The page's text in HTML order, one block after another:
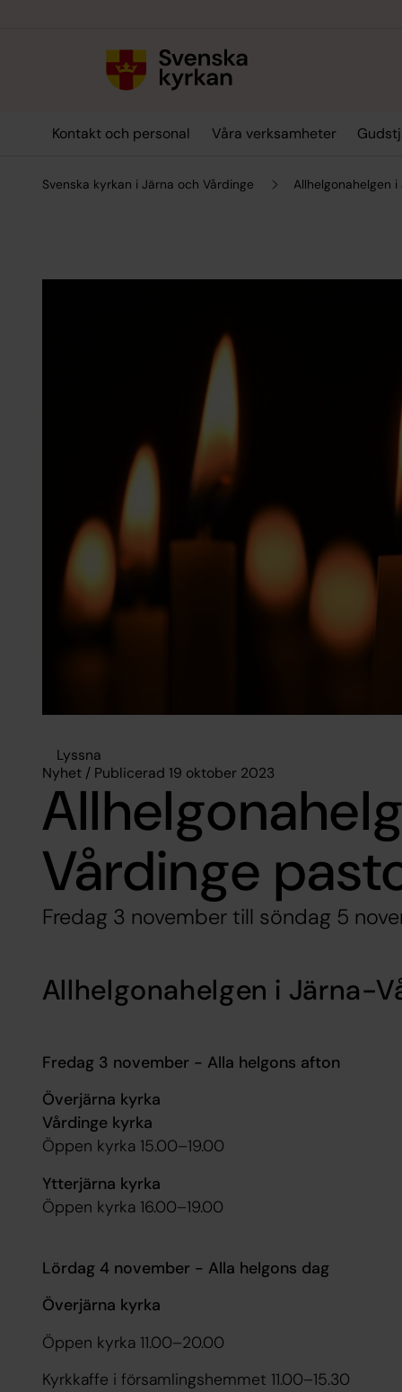
Kontakt och personal Våra verksamheter
Svenska kyrkan i Järna och Vårdinge Allhelgonahelgen
Lyssna
Nyhet / Publicerad 19 oktober 2023
Vårdinge
Fredag 3 november till söndag 5
Allhelgonahelgen i Järna-
Fredag 3 november - Alla helgons afton
Överjärna kyrka
Vårdinge kyrka
Öppen kyrka 15.00–19.00
Ytterjärna kyrka
Öppen kyrka 16.00–19.00
Lördag 4 november - Alla helgons dag
Överjärna kyrka
Öppen kyrka 11.00–20.00
Kyrkkaffe i församlingshemmet 11.00–15.30